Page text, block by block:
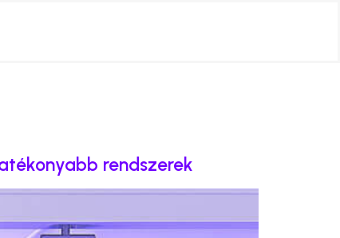
rendszerek